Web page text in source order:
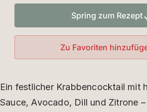
Spring zum Rezept
Zu Favoriten
Ein festlicher Krabbencocktail mit
Sauce, Avocado, Dill und Zitrone